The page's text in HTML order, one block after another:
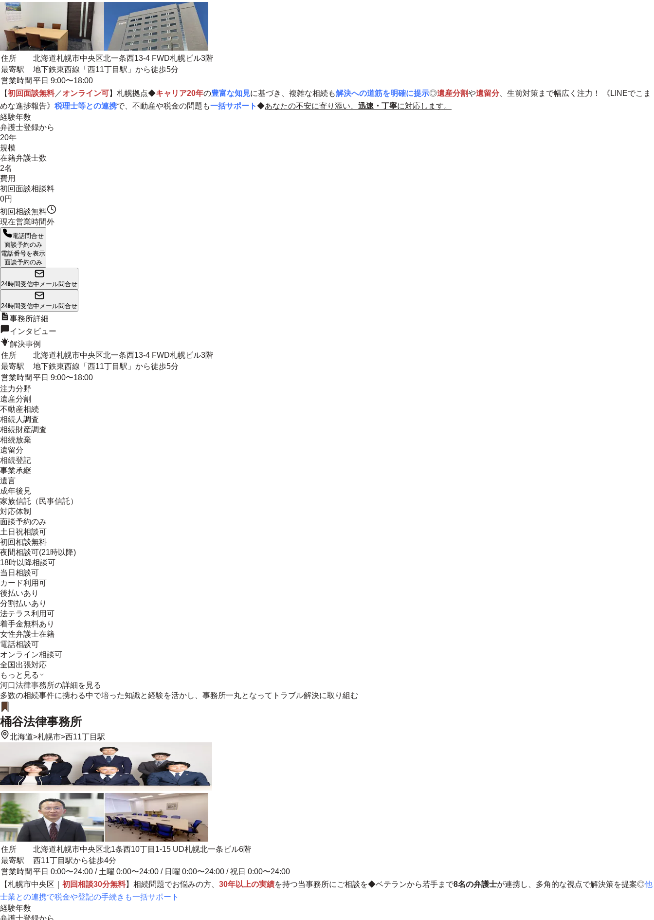
住所
北海道札幌市中央区北一条西13-4 FWD札幌ビル3階
最寄駅
地下鉄東西線「西11丁目駅」から徒歩5分
営業時間 平日 9:00〜18:00
【初回面談無料／オンライン可】札幌拠点◆キャリア20年の豊富な知見に基づき、複雑な相続も解決への道筋を明確に提示◎遺産分割や遺留分、生前対策まで幅広く注力！
《LINEでこま
めな進捗報告》 税理士等との連携で、不動産や税金の問題も一括サポート◆あなたの不安に寄り添い、 迅速・丁寧に対応します。
経験年数
弁護士登録から
20年
規模
在籍弁護士数
2名
費用
初回面談相談料
0円
初回相談無料
現在営業時間外
電話問合せ
面談予約のみ
電話番号を表示
面談予約のみ
24時間受信中 メール問合せ
24時間受信中 メール問合せ
事務所詳細
インタビュー
解決事例
住所
北海道札幌市中央区北一条西13-4 FWD札幌ビル3階
最寄駅
地下鉄東西線「西11丁目駅」から徒歩5分
営業時間 平日 9:00〜18:00
注力分野
遺産分割
不動産相続
相続人調査
相続財産調査
相続放棄
遺留分
相続登記
事業承継
遺言
成年後見
家族信託（民事信託）
対応体制
面談予約のみ
土日祝相談可
初回相談無料
夜間相談可(21時以降)
18時以降相談可
当日相談可
カード利用可
後払いあり
分割払いあり
法テラス利用可
着手金無料あり
女性弁護士在籍
電話相談可
オンライン相談可
全国出張対応
もっと見る
河口法律事務所の詳細を見る
多数の相続事件に携わる中で培った知識と経験を活かし、事務所一丸となってトラブル解決に取り組む
桶谷法律事務所
北海道>札幌市>西11丁目駅
住所
北海道札幌市中央区北1条西10丁目1-15 UD札幌北一条ビル6階
最寄駅
西11丁目駅から徒歩4分
営業時間 平日 0:00〜24:00 / 土曜 0:00〜24:00 / 日曜 0:00〜24:00 / 祝日 0:00〜24:00
【札幌市中央区｜ 初回相談30分無料】相続問題でお悩みの方、 30年以上の実績を持つ当事務所にご相談を◆ベテランから若手まで8名の弁護士が連携し、多角的な視点で解決策を提案◎他
士業との連携で税金や登記の手続きも一括サポート
経験年数
弁護士登録から